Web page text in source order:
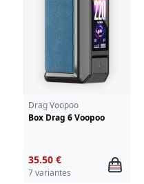
Drag Voopoo
Box Drag 6 Voopoo
35.50 €
7 variantes